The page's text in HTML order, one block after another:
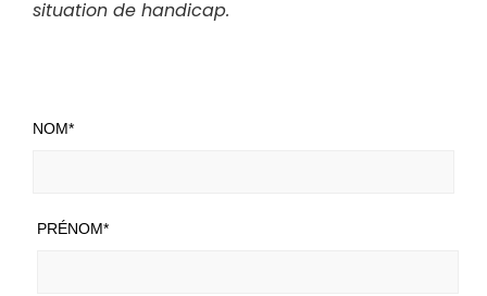
situation de handicap.
NOM*
PRÉNOM*